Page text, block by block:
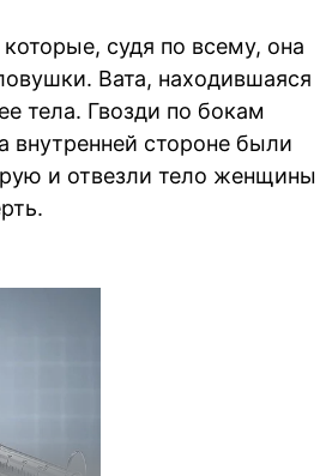
судя по всему, она
Вата, находившаяся
тела. Гвозди по бокам
стороне были
и отвезли тело женщины